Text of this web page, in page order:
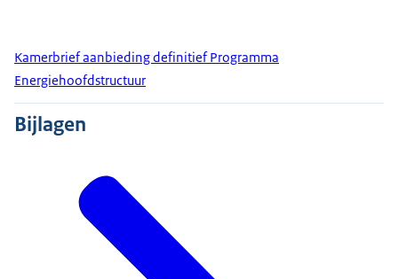
Kamerbrief aanbieding definitief Programma
Energiehoofdstructuur
Bijlagen